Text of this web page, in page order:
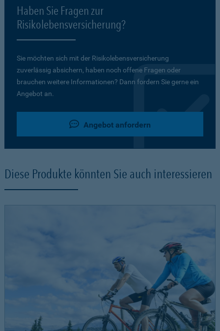
Haben Sie Fragen zur
Risikolebensversicherung?
Sie möchten sich mit der Risikolebensversicherung
zuverlässig absichern, haben noch offene Fragen oder
brauchen weitere Informationen? Dann fordern Sie gerne ein
Angebot an.
Angebot anfordern
Diese Produkte könnten Sie auch interessieren